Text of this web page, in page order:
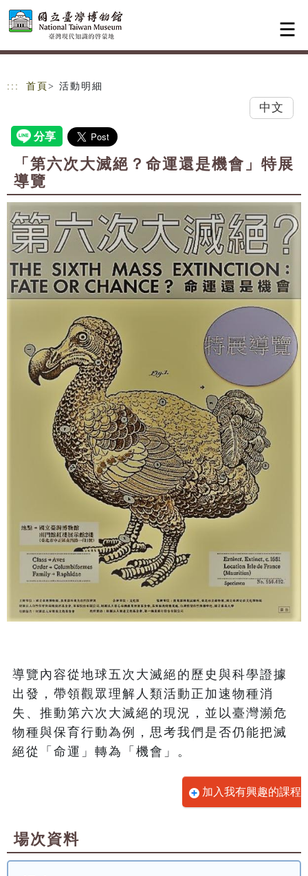
跳到主要內容
網站導覽
::: 首頁 > 活動明細
中文
「第六次大滅絕？命運還是機會」特展
導覽
導覽內容從地球五次大滅絕的歷史與科學證據
出發，帶領觀眾理解人類活動正加速物種消
失、推動第六次大滅絕的現況，並以臺灣瀕危
物種與保育行動為例，思考我們是否仍能把滅
絕從「命運」轉為「機會」。
加入我有興趣的課程
場次資料